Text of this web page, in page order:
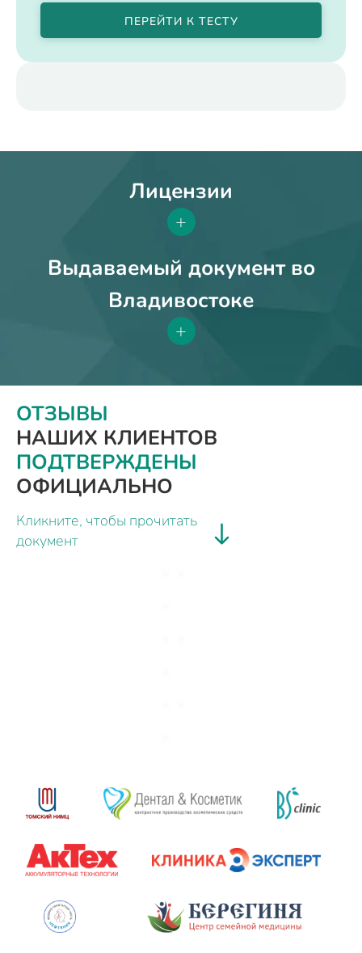
ПЕРЕЙТИ К ТЕСТУ
Лицензии
+
Выдаваемый документ во
Владивостоке
+
ОТЗЫВЫ
НАШИХ КЛИЕНТОВ
ПОДТВЕРЖДЕНЫ
ОФИЦИАЛЬНО
Кликните, чтобы прочитать
документ